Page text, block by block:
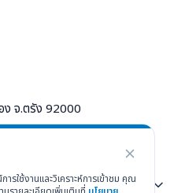
ง จ.ตรัง 92000
รใช้งานและวิเคราะห์การเข้าชม คุณ